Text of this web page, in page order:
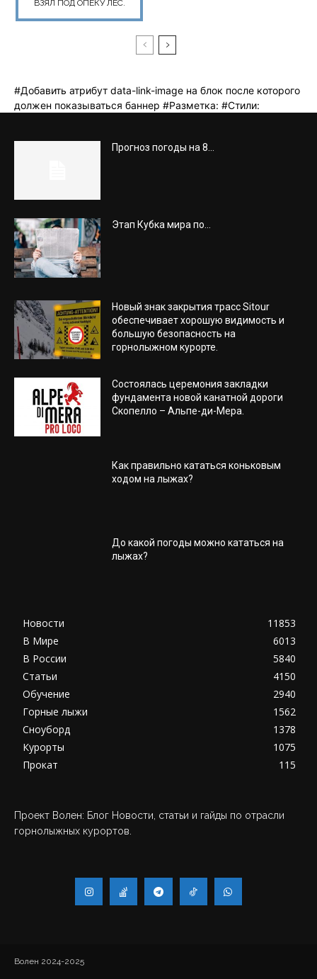
Прогноз погоды на 8...
Этап Кубка мира по...
Новый знак закрытия трасс Sitour
обеспечивает хорошую видимость и
большую безопасность на
горнолыжном курорте.
Состоялась церемония закладки
фундамента новой канатной дороги
Скопелло – Альпе-ди-Мера.
Как правильно кататься коньковым
ходом на лыжах?
До какой погоды можно кататься на
лыжах?
Новости
11853
В Мире
6013
В России
5840
Статьи
4150
Обучение
2940
Горные лыжи
1562
Сноуборд
1378
Курорты
1075
Прокат
115
Проект Волен: Блог Новости, статьи и гайды по отрасли
горнолыжных курортов.
Волен 2024-2025